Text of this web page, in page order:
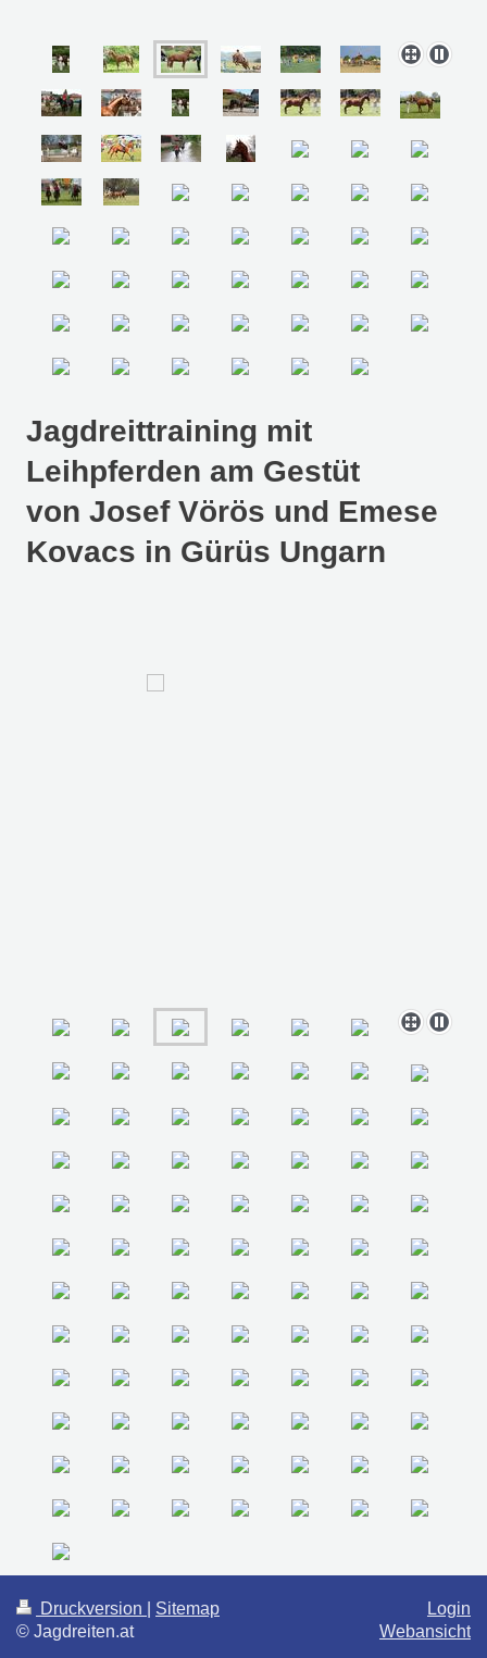
Jagdreittraining mit
Leihpferden am Gestüt
von Josef Vörös und Emese
Kovacs in Gürüs Ungarn
Druckversion
Sitemap
© Jagdreiten.at
Login
Webansicht